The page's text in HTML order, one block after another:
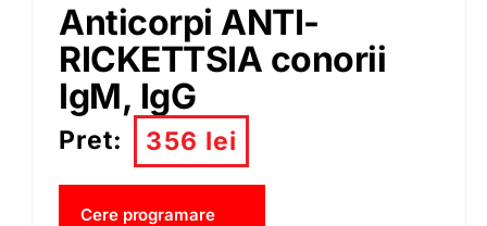
Anticorpi ANTI-
RICKETTSIA conorii
IgM, IgG
Pret: 356 lei
Cere programare